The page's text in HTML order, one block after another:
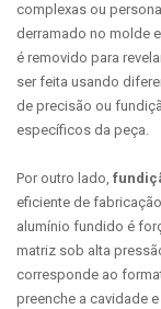
complexas ou
derramado no molde
é removido para
ser feita usando
de precisão ou
específicos da peça.
Por outro lado,
eficiente de
alumínio fundido é
matriz sob alta
corresponde ao
preenche a cavidade